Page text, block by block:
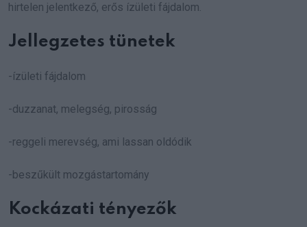
hirtelen jelentkező, erős ízületi fájdalom.
Jellegzetes tünetek
-ízületi fájdalom
-duzzanat, melegség, pirosság
-reggeli merevség, ami lassan oldódik
-beszűkült mozgástartomány
Kockázati tényezők